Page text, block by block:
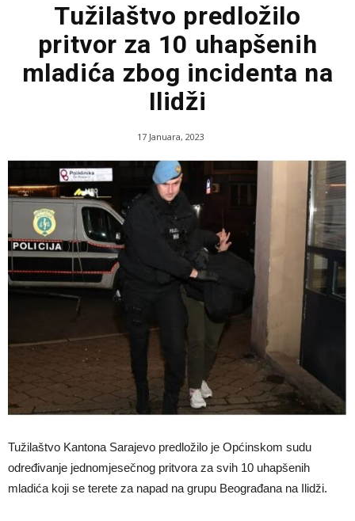
Tužilaštvo predložilo
pritvor za 10 uhapšenih
mladića zbog incidenta na
Ilidži
17 Januara, 2023
Tužilaštvo Kantona Sarajevo predložilo je Općinskom sudu
određivanje jednomjesečnog pritvora za svih 10 uhapšenih
mladića koji se terete za napad na grupu Beograđana na Ilidži.